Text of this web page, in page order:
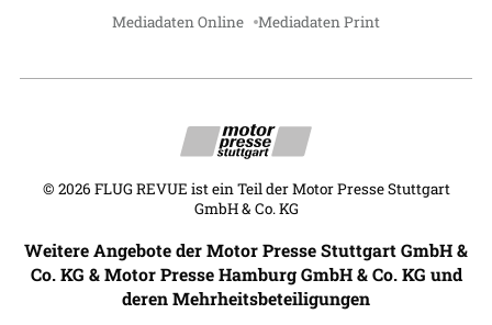
Mediadaten Online Mediadaten Print
© 2026 FLUG REVUE ist ein Teil der Motor Presse Stuttgart
GmbH & Co. KG
Weitere Angebote der Motor Presse Stuttgart GmbH &
Co. KG & Motor Presse Hamburg GmbH & Co. KG und
deren Mehrheitsbeteiligungen